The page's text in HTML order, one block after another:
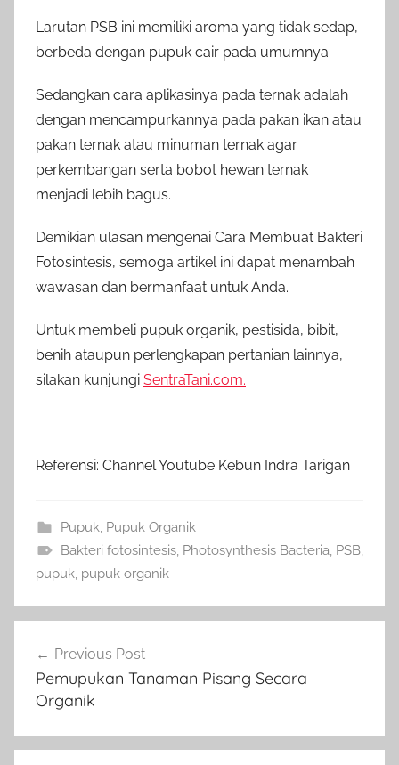
Larutan PSB ini memiliki aroma yang tidak sedap,
berbeda dengan pupuk cair pada umumnya.
Sedangkan cara aplikasinya pada ternak adalah
dengan mencampurkannya pada pakan ikan atau
pakan ternak atau minuman ternak agar
perkembangan serta bobot hewan ternak
menjadi lebih bagus.
Demikian ulasan mengenai Cara Membuat Bakteri
Fotosintesis, semoga artikel ini dapat menambah
wawasan dan bermanfaat untuk Anda.
Untuk membeli pupuk organik, pestisida, bibit,
benih ataupun perlengkapan pertanian lainnya,
silakan kunjungi SentraTani.com.
Referensi: Channel Youtube Kebun Indra Tarigan
Pupuk, Pupuk Organik
Bakteri fotosintesis, Photosynthesis Bacteria, PSB,
pupuk, pupuk organik
pos
Previous Post
Pemupukan Tanaman Pisang Secara
Organik